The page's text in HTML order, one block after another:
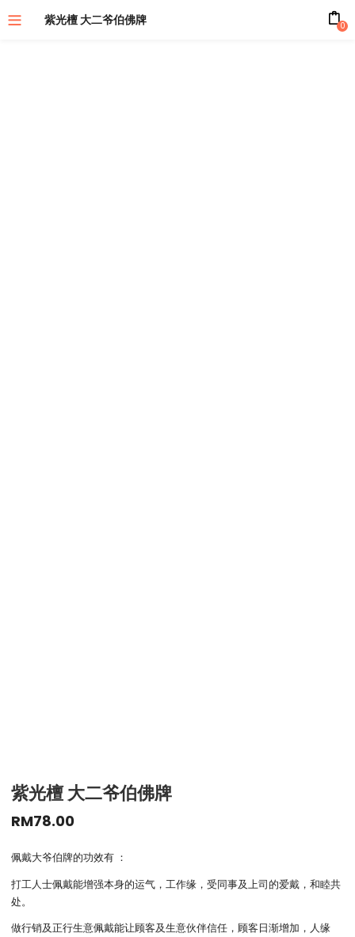
紫光檀 大二爷伯佛牌 0
紫光檀 大二爷伯佛牌
RM78.00
佩戴大爷伯牌的功效有 ：
打工人士佩戴能增强本身的运气，工作缘，受同事及上司的爱戴，和睦共
处。
做行销及正行生意佩戴能让顾客及生意伙伴信任，顾客日渐增加，人缘